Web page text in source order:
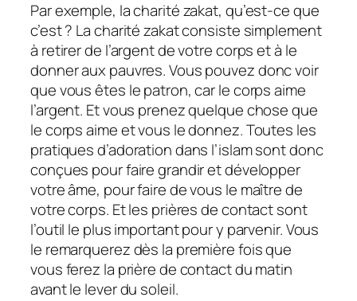
Par exemple, la charité zakat, qu’est-ce que
c’est ? La charité zakat consiste simplement
à retirer de l’argent de votre corps et à le
donner aux pauvres. Vous pouvez donc voir
que vous êtes le patron, car le corps aime
l’argent. Et vous prenez quelque chose que
le corps aime et vous le donnez. Toutes les
pratiques d’adoration dans l’islam sont donc
conçues pour faire grandir et développer
votre âme, pour faire de vous le maître de
votre corps. Et les prières de contact sont
l’outil le plus important pour y parvenir. Vous
le remarquerez dès la première fois que
vous ferez la prière de contact du matin
avant le lever du soleil.